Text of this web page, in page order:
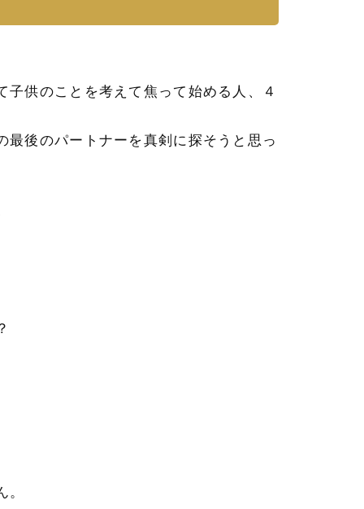
供のことを考えて焦って始める人、４
後のパートナーを真剣に探そうと思っ